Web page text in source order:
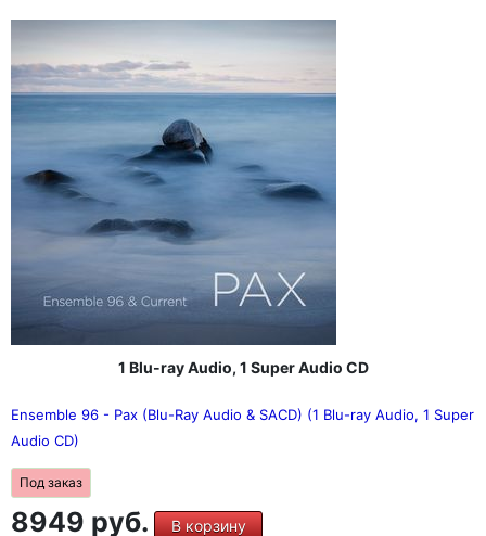
1 Blu-ray Audio, 1 Super Audio CD
Ensemble 96 - Pax (Blu-Ray Audio & SACD) (1 Blu-ray Audio, 1 Super
Audio CD)
Под заказ
8949 руб. В корзину